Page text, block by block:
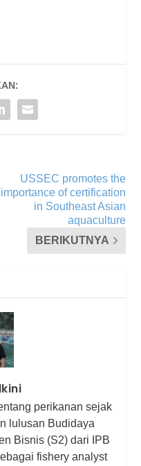
USSEC promotes the
importance of certification
in Southeast Asian
aquaculture
BERIKUTNYA
perikanan sejak
lulusan Budidaya
Bisnis (S2) dari IPB
fishery analyst